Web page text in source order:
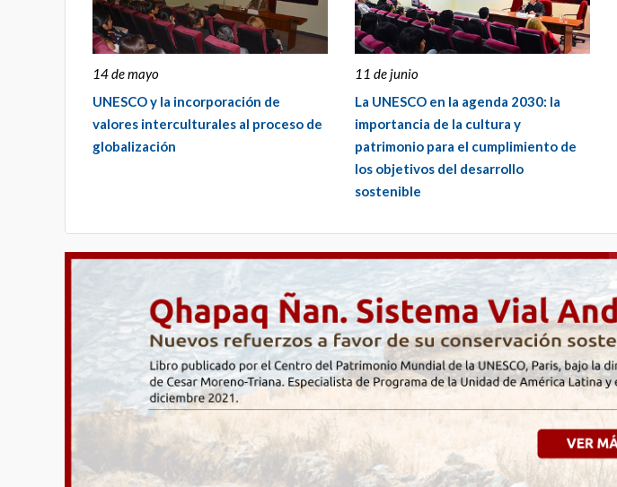
14 de mayo
UNESCO y la incorporación de
valores interculturales al proceso de
globalización
11 de junio
La UNESCO en la agenda 2030: la
importancia de la cultura y
patrimonio para el cumplimiento de
los objetivos del desarrollo
sostenible